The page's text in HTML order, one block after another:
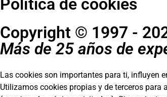
Política de cookies
Copyright © 1997 -
Más de 25 años de
Las cookies son importantes para ti, influyen
Utilizamos cookies propias y de terceros